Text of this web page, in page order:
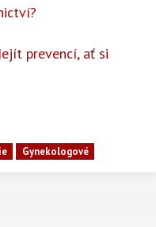
prevencí, ať si
Gynekologové